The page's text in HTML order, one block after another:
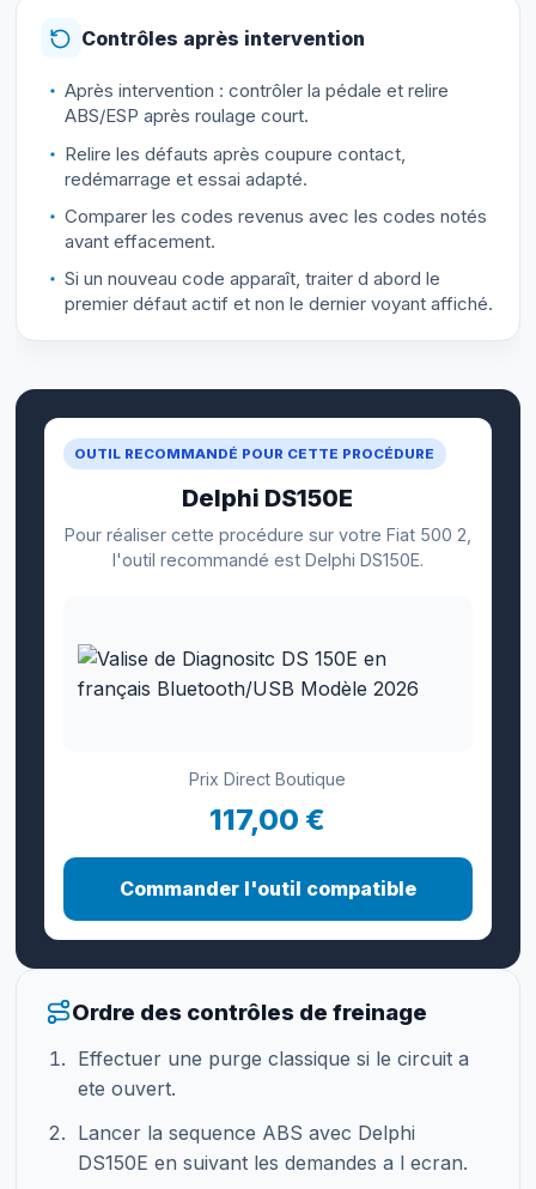
Contrôles après intervention
Après intervention : contrôler la pédale et relire
ABS/ESP après roulage court.
Relire les défauts après coupure contact,
redémarrage et essai adapté.
Comparer les codes revenus avec les codes notés
avant effacement.
Si un nouveau code apparaît, traiter d abord le
premier défaut actif et non le dernier voyant affiché.
OUTIL RECOMMANDÉ POUR CETTE PROCÉDURE
Delphi DS150E
Pour réaliser cette procédure sur votre Fiat 500 2,
l'outil recommandé est Delphi DS150E.
Prix Direct Boutique
117,00 €
Commander l'outil compatible
Ordre des contrôles de freinage
Effectuer une purge classique si le circuit a
ete ouvert.
Lancer la sequence ABS avec Delphi
DS150E en suivant les demandes a l ecran.